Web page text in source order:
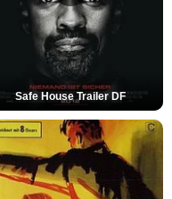
Safe House Trailer DF